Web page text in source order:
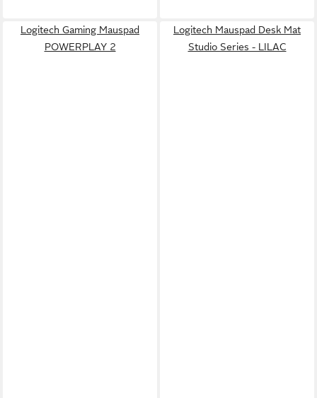
Logitech Gaming Mauspad
POWERPLAY 2
Logitech Mauspad Desk Mat
Studio Series - LILAC